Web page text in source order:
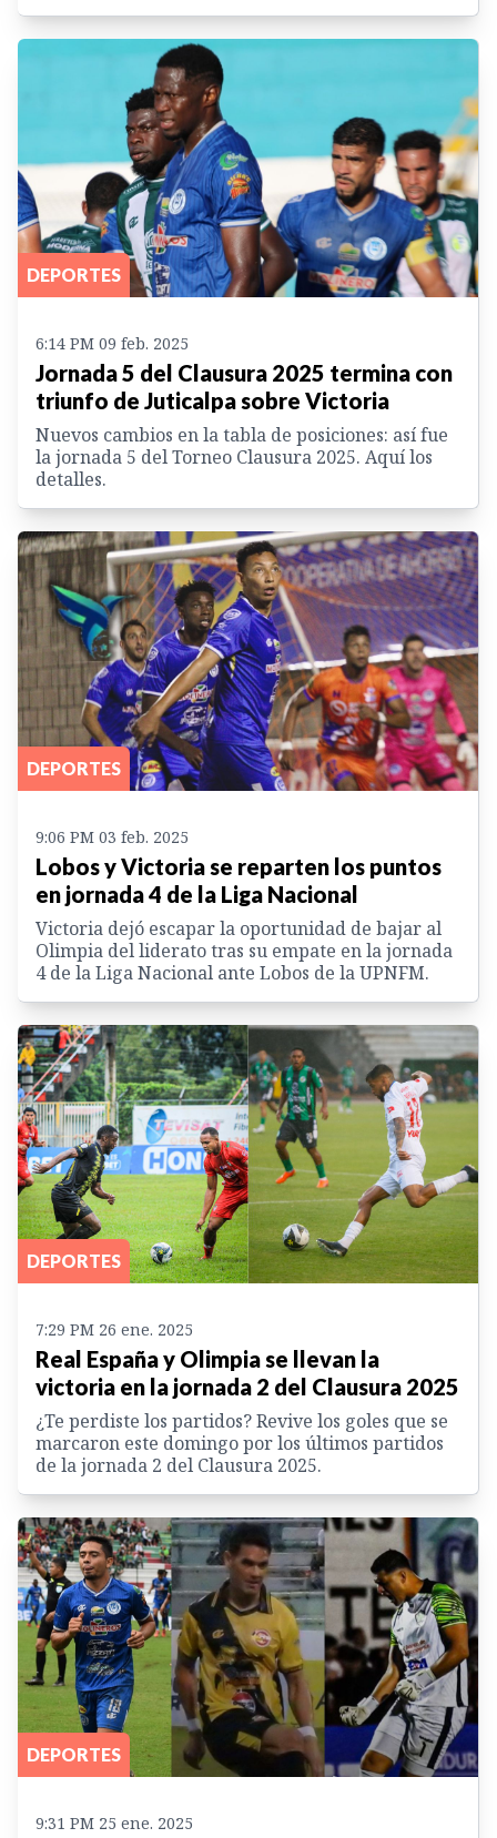
DEPORTES
6:14 PM 09 feb. 2025
Jornada 5 del Clausura 2025 termina con
triunfo de Juticalpa sobre Victoria
Nuevos cambios en la tabla de posiciones: así fue
la jornada 5 del Torneo Clausura 2025. Aquí los
detalles.
DEPORTES
9:06 PM 03 feb. 2025
Lobos y Victoria se reparten los puntos
en jornada 4 de la Liga Nacional
Victoria dejó escapar la oportunidad de bajar al
Olimpia del liderato tras su empate en la jornada
4 de la Liga Nacional ante Lobos de la UPNFM.
DEPORTES
7:29 PM 26 ene. 2025
Real España y Olimpia se llevan la
victoria en la jornada 2 del Clausura 2025
¿Te perdiste los partidos? Revive los goles que se
marcaron este domingo por los últimos partidos
de la jornada 2 del Clausura 2025.
DEPORTES
9:31 PM 25 ene. 2025